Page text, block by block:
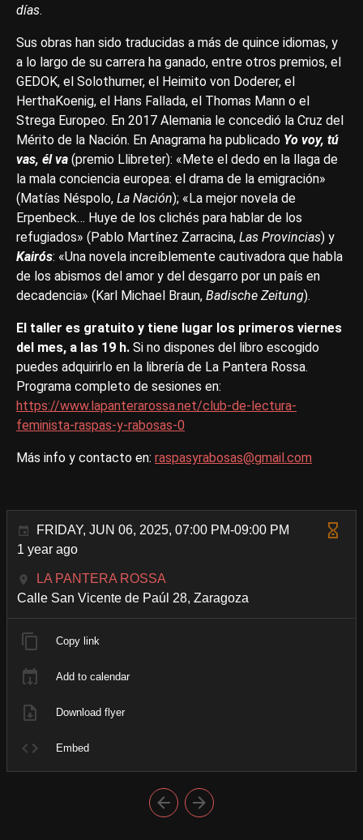
días.
Sus obras han sido traducidas a más de quince idiomas, y
a lo largo de su carrera ha ganado, entre otros premios, el
GEDOK, el Solothurner, el Heimito von Doderer, el
HerthaKoenig, el Hans Fallada, el Thomas Mann o el
Strega Europeo. En 2017 Alemania le concedió la Cruz del
Mérito de la Nación. En Anagrama ha publicado Yo voy, tú
vas, él va (premio Llibreter): «Mete el dedo en la llaga de
la mala conciencia europea: el drama de la emigración»
(Matías Néspolo, La Nación); «La mejor novela de
Erpenbeck… Huye de los clichés para hablar de los
refugiados» (Pablo Martínez Zarracina, Las Provincias) y
Kairós: «Una novela increíblemente cautivadora que habla
de los abismos del amor y del desgarro por un país en
decadencia» (Karl Michael Braun, Badische Zeitung).
El taller es gratuito y tiene lugar los primeros viernes
del mes, a las 19 h. Si no dispones del libro escogido
puedes adquirirlo en la librería de La Pantera Rossa.
Programa completo de sesiones en:
https://www.lapanterarossa.net/club-de-lectura-
feminista-raspas-y-rabosas-0
Más info y contacto en: raspasyrabosas@gmail.com
FRIDAY, JUN 06, 2025, 07:00 PM-09:00 PM
1 year ago
LA PANTERA ROSSA
Calle San Vicente de Paúl 28, Zaragoza
Copy link
Add to calendar
Download flyer
Embed